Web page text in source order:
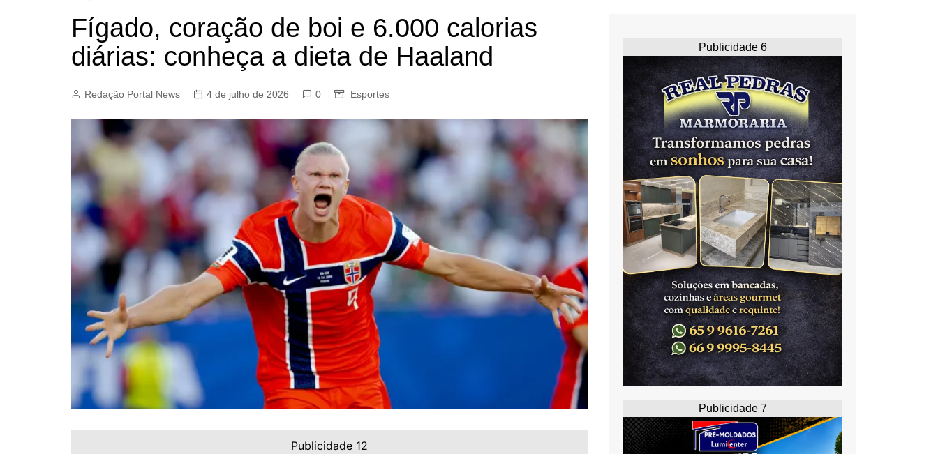
Fígado, coração de boi e 6.000 calorias
diárias: conheça a dieta de Haaland
Redação Portal News 4 de julho de 2026 0 Esportes
Publicidade 12
Publicidade 6
Publicidade 7